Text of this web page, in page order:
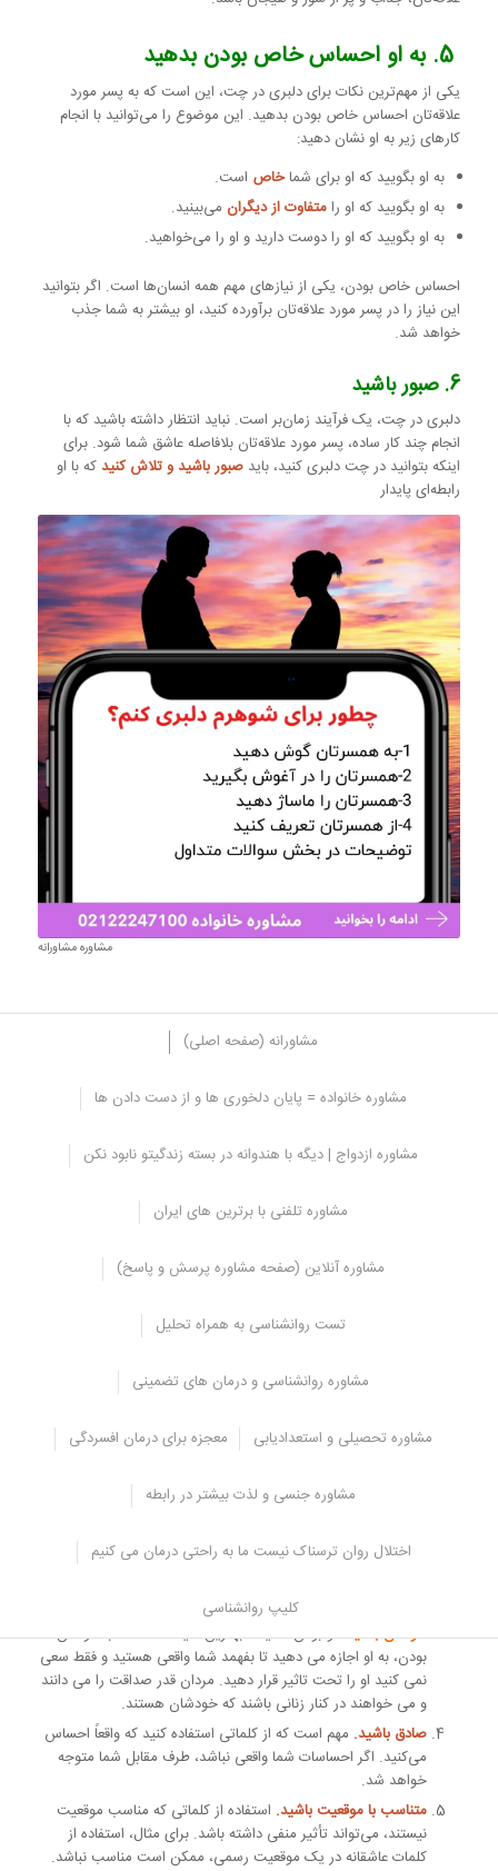
یکی از مهم‌ترین نکات برای دلبری در چت، این است که به پسر مورد
علاقه‌تان احساس خاص بودن بدهید. این موضوع را می‌توانید با انجام
کارهای زیر به او نشان دهید:
به او بگویید که او برای شماخاص است.
به او بگویید که او رامتفاوت از دیگرانمی‌بینید.
به او بگویید که او را دوست دارید و او را می‌خواهید.
احساس خاص بودن، یکی از نیازهای مهم همه انسان‌ها است. اگر بتوانید
این نیاز را در پسر مورد علاقه‌تان برآورده کنید، او بیشتر به شما جذب
خواهد شد.
6. صبور باشید
دلبری در چت، یک فرآیند زمان‌بر است. نباید انتظار داشته باشید که با
انجام چند کار ساده، پسر مورد علاقه‌تان بلافاصله عاشق شما شود. برای
اینکه بتوانید در چت دلبری کنید، باید صبور باشید و تلاش کنیدکه با او
رابطه‌ای پایدار
مشاوره مشاورانه
مشاورانه (صفحه اصلی)
مشاوره خانواده = پایان دلخوری ها و از دست دادن ها
مشاوره ازدواج | دیگه با هندوانه در بسته زندگیتو نابود نکن
مشاوره تلفنی با برترین های ایران
مشاوره آنلاین (صفحه مشاوره پرسش و پاسخ)
تست روانشناسی به همراه تحلیل
مشاوره روانشناسی و درمان های تضمینی
مشاوره تحصیلی و استعدادیابی معجزه برای درمان افسردگی
مشاوره جنسی و لذت بیشتر در رابطه
اختلال روان ترسناک نیست ما به راحتی درمان می کنیم
کلیپ روانشناسی
ارسال پیامک به کسی که مجذوب او شده اید می تواند یک راه عالی برای
آشنایی با شخص جدید و ایجاد یک رابطه قبل از ملاقات حضوری باشد .
آنها را بهتر بشناسید، همچنین ارسال پیامک به شما این امکان را می دهد
که قبل از ملاقات حضوری با آن شخص، ب
. شما می توانید در
آنها، چیزهایی که آنها را می خنداند و چیزهایی که آنها را
اطلاعات می تواند بسیار مفید باشد.
با چه کلماتی دلبری کنیم
تعریف و تمجید راهی عالی برای ایجاد
احساس خوب در پسر و نشان دادن علاقه خود به او است. مردها
منیت هایی دارند و دوست دارند این منیت ها را نوازش کنند. با
است، به او اطلاع می دهید که به او علاقه مند هستید.
پسر باشد و به او بفهماند که شما علاقه مند هستید.
خودتان باشید:تو بودن همیشه بهترین سیاست است. با خودتان
بودن، به او اجازه می دهید تا بفهمد شما واقعی هستید و فقط سعی
نمی کنید او را تحت تاثیر قرار دهید. مردان قدر صداقت را می دانند
و می خواهند در کنار زنانی باشند که خودشان هستند.
صادق باشید. مهم است که از کلماتی استفاده کنید که واقعاً احساس
می‌کنید. اگر احساسات شما واقعی نباشد، طرف مقابل شما متوجه
خواهد شد.
متناسب با موقعیت باشید. استفاده از کلماتی که مناسب موقعیت
نیستند، می‌تواند تأثیر منفی داشته باشد. برای مثال، استفاده از
کلمات عاشقانه در یک موقعیت رسمی، ممکن است مناسب نباشد.